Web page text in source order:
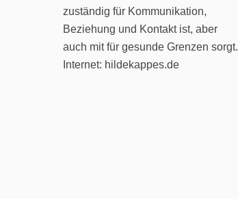
zuständig für Kommunikation,
Beziehung und Kontakt ist, aber
auch mit für gesunde Grenzen sorgt.
Internet: hildekappes.de